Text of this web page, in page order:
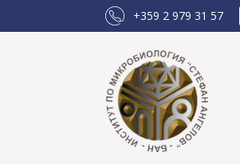
+359 2 979 31 57